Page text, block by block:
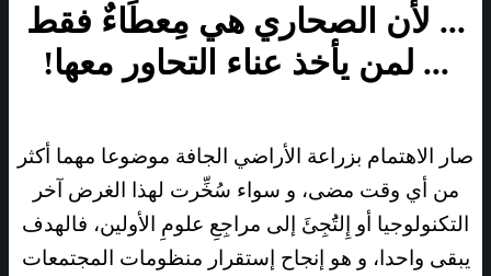
... لأن الصحاري هي مِعطَاءٌ فقط
... لمن يأخذ عناء التحاور معها!
صار الاهتمام بزراعة الأراضي الجافة موضوعا مهما أكثر
من أي وقت مضى، و سواء سُخِّرت لهذا الغرض آخر
التكنولوجيا أو إِلتَُجِئَ إلى مراجِعِ علومِ الأولين، فالهدف
يبقى واحدا، و هو إنجاح إستقرار منظومات المجتمعات